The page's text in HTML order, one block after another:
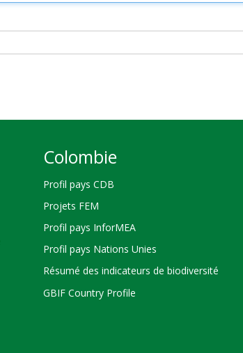
Colombie
Profil pays CDB
Projets FEM
Profil pays InforMEA
Profil pays Nations Unies
Résumé des indicateurs de biodiversité
GBIF Country Profile